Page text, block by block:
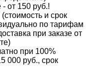
от 150 руб.!
и срок
по тарифам
при заказе от
при 100%
000 руб., срок